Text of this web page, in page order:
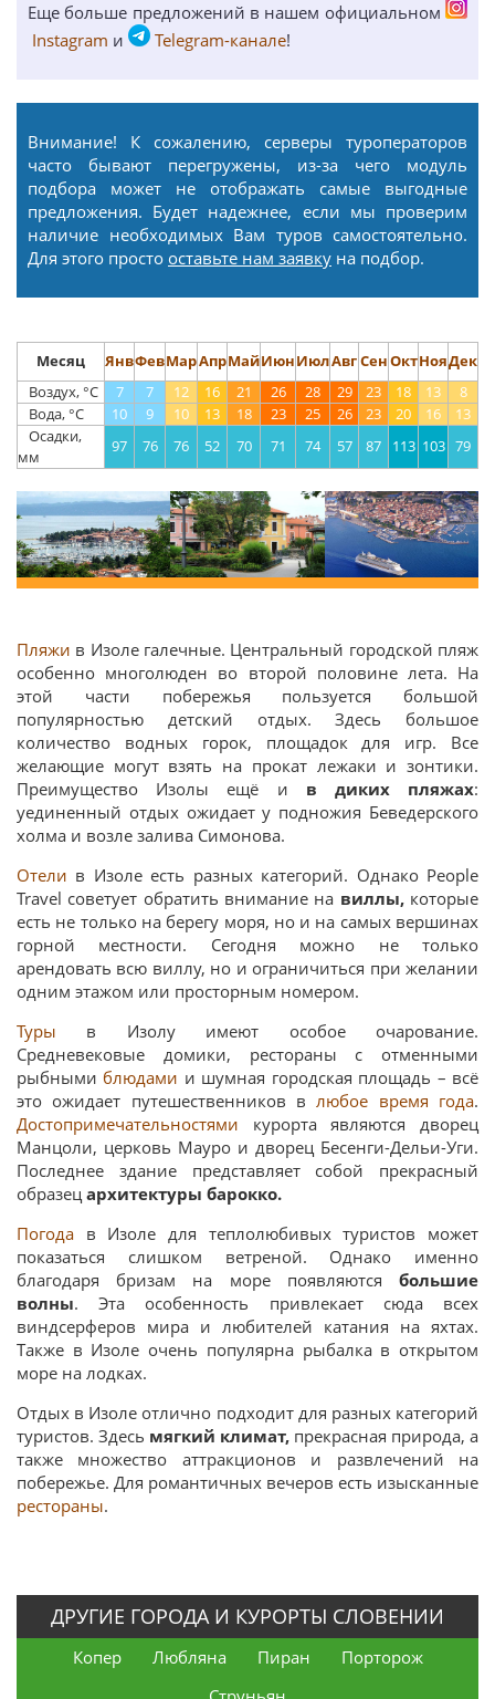
Еще больше предложений в нашем официальном
Instagram и Telegram-канале!
Внимание! К сожалению, серверы туроператоров
часто бывают перегружены, из-за чего модуль
подбора может не отображать самые выгодные
предложения. Будет надежнее, если мы проверим
наличие необходимых Вам туров самостоятельно.
Для этого просто оставьте нам заявку на подбор.
Месяц ЯнвФевМарАпрМайИюнИюлАвгСенОктНояДек
Воздух, °С
7 7 12 16 21 26 28 29 23 18 13
8
Вода, °С
10 9 10 13 18 23 25 26 23 20 16
13
Осадки,
мм
97 76 76 52 70 71 74 57 87 113 103 79
Пляжи в Изоле галечные. Центральный городской пляж
особенно многолюден во второй половине лета. На
этой части побережья пользуется большой
популярностью детский отдых. Здесь большое
количество водных горок, площадок для игр. Все
желающие могут взять на прокат лежаки и зонтики.
Преимущество Изолы ещё и в диких пляжах:
уединенный отдых ожидает у подножия Беведерского
холма и возле залива Симонова.
Отели в Изоле есть разных категорий. Однако People
Travel советует обратить внимание на виллы,которые
есть не только на берегу моря, но и на самых вершинах
горной местности. Сегодня можно не только
арендовать всю виллу, но и ограничиться при желании
одним этажом или просторным номером.
Туры в Изолу имеют особое очарование.
Средневековые домики, рестораны с отменными
рыбнымиблюдами и шумная городская площадь – всё
это ожидает путешественников в любое время года.
Достопримечательностями курорта являются дворец
Манцоли, церковь Мауро и дворец Бесенги-Дельи-Уги.
Последнее здание представляет собой прекрасный
образец архитектуры барокко.
Погода в Изоле для теплолюбивых туристов может
показаться слишком ветреной. Однако именно
благодаря бризам на море появляются большие
волны. Эта особенность привлекает сюда всех
виндсерферов мира и любителей катания на яхтах.
Также в Изоле очень популярна рыбалка в открытом
море на лодках.
Отдых в Изоле отлично подходит для разных категорий
туристов. Здесь мягкий климат, прекрасная природа, а
также множество аттракционов и развлечений на
побережье. Для романтичных вечеров есть изысканные
рестораны.
ДРУГИЕ ГОРОДА И КУРОРТЫ СЛОВЕНИИ
Копер Любляна Пиран
Порторож